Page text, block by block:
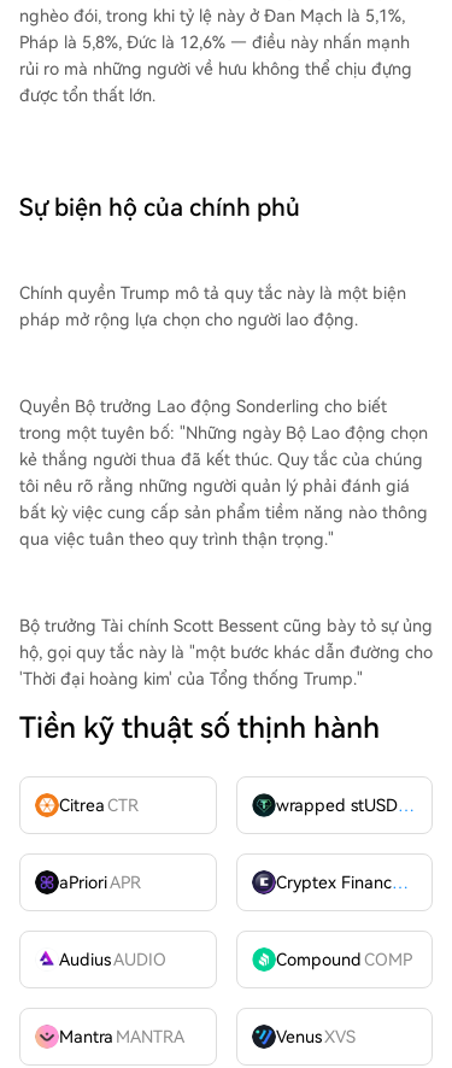
nghèo đói, trong khi tỷ lệ này ở Đan Mạch là 5,1%,
Pháp là 5,8%, Đức là 12,6% — điều này nhấn mạnh
rủi ro mà những người về hưu không thể chịu đựng
được tổn thất lớn.
Sự biện hộ của chính phủ
Chính quyền Trump mô tả quy tắc này là một biện
pháp mở rộng lựa chọn cho người lao động.
Quyền Bộ trưởng Lao động Sonderling cho biết
trong một tuyên bố: "Những ngày Bộ Lao động chọn
kẻ thắng người thua đã kết thúc. Quy tắc của chúng
tôi nêu rõ rằng những người quản lý phải đánh giá
bất kỳ việc cung cấp sản phẩm tiềm năng nào thông
qua việc tuân theo quy trình thận trọng."
Bộ trưởng Tài chính Scott Bessent cũng bày tỏ sự ủng
hộ, gọi quy tắc này là "một bước khác dẫn đường cho
'Thời đại hoàng kim' của Tổng thống Trump."
Tiền kỹ thuật số thịnh hành
CitreaCTR wrapped stUSDT
aPrioriAPR Cryptex FinanceCTX
AudiusAUDIO CompoundCOMP
Mantra MANTRA VenusXVS